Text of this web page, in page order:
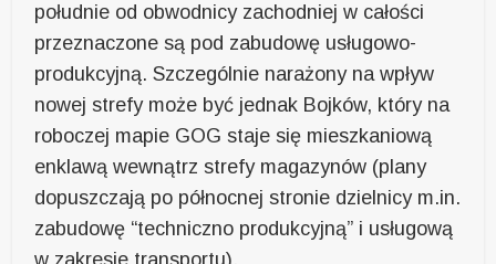
południe od obwodnicy zachodniej w całości
przeznaczone są pod zabudowę usługowo-
produkcyjną. Szczególnie narażony na wpływ
nowej strefy może być jednak Bojków, który na
roboczej mapie GOG staje się mieszkaniową
enklawą wewnątrz strefy magazynów (plany
dopuszczają po północnej stronie dzielnicy m.in.
zabudowę “techniczno produkcyjną” i usługową